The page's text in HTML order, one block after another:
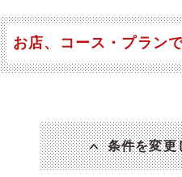
お店、コース・プラン
条件を変更